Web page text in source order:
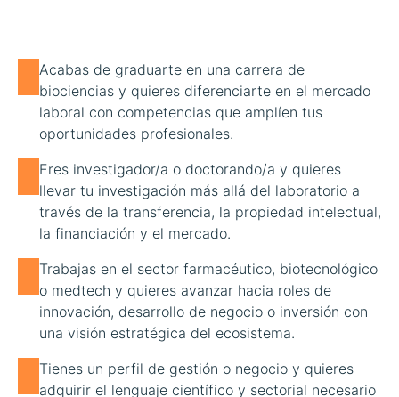
Acabas de graduarte en una carrera de
biociencias y quieres diferenciarte en el mercado
laboral con competencias que amplíen tus
oportunidades profesionales.
Eres investigador/a o doctorando/a y quieres
llevar tu investigación más allá del laboratorio a
través de la transferencia, la propiedad intelectual,
la financiación y el mercado.
Trabajas en el sector farmacéutico, biotecnológico
o medtech y quieres avanzar hacia roles de
innovación, desarrollo de negocio o inversión con
una visión estratégica del ecosistema.
Tienes un perfil de gestión o negocio y quieres
adquirir el lenguaje científico y sectorial necesario